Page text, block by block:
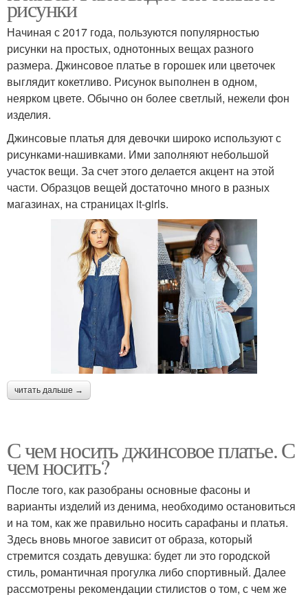
рисунки
Начиная с 2017 года, пользуются популярностью
рисунки на простых, однотонных вещах разного
размера. Джинсовое платье в горошек или цветочек
выглядит кокетливо. Рисунок выполнен в одном,
неярком цвете. Обычно он более светлый, нежели фон
изделия.
Джинсовые платья для девочки широко используют с
рисунками-нашивками. Ими заполняют небольшой
участок вещи. За счет этого делается акцент на этой
части. Образцов вещей достаточно много в разных
магазинах, на страницах it-girls.
читать дальше →
С чем носить джинсовое платье. С
чем носить?
После того, как разобраны основные фасоны и
варианты изделий из денима, необходимо остановиться
и на том, как же правильно носить сарафаны и платья.
Здесь вновь многое зависит от образа, который
стремится создать девушка: будет ли это городской
стиль, романтичная прогулка либо спортивный. Далее
рассмотрены рекомендации стилистов о том, с чем же